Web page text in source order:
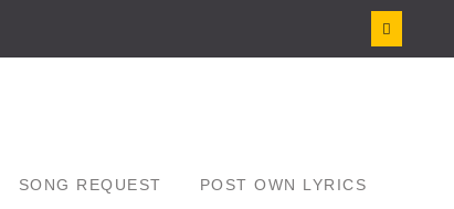
SONG REQUEST POST OWN LYRICS